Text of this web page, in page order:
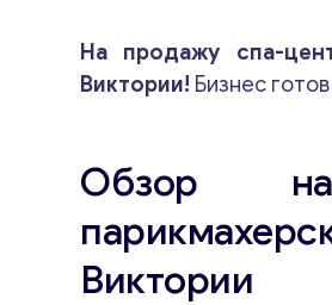
На продажу спа-
Виктории! Бизнес
Обзор
Виктории